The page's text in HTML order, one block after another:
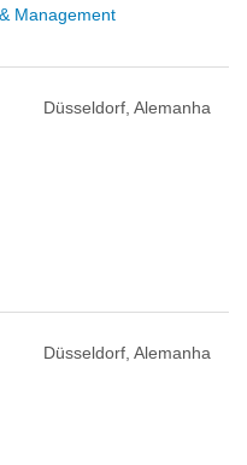
Management
Düsseldorf, Alemanha
Düsseldorf, Alemanha